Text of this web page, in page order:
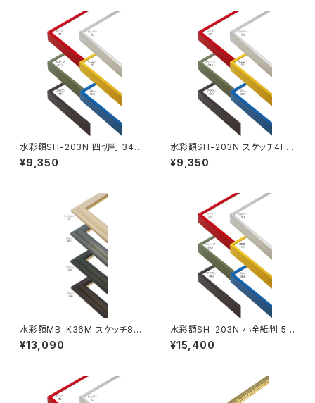
水彩額SH-203N 四切判 347
×423ミリ
¥9,350
水彩額SH-203N スケッチ4F 3
52×443ミリ
¥9,350
水彩額MB-K36M スケッチ8F
520×595ミリ
¥13,090
水彩額SH-203N 小全紙判 50
7×659ミリ
¥15,400